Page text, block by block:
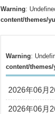
Warning:
content/themes/
Warning:
content/
2026年06月
2026年06月